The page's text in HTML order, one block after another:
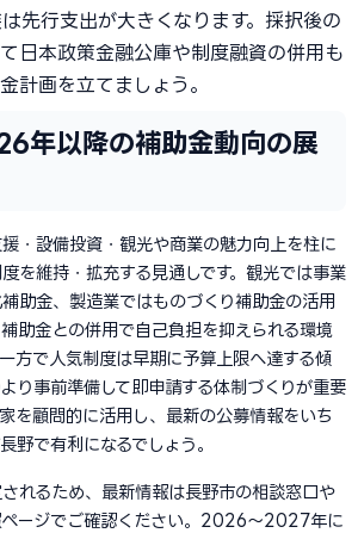
先行支出が大きくなります。採択後の
日本政策金融公庫や制度融資の併用も
計画を立てましょう。
年以降の補助金動向の展
・設備投資・観光や商業の魅力向上を柱に
を維持・拡充する見通しです。観光では事業
助金、製造業ではものづくり補助金の活用
助金との併用で自己負担を抑えられる環境
方で人気制度は早期に予算上限へ達する傾
り事前準備して即申請する体制づくりが重要
を顧問的に活用し、最新の公募情報をいち
野で有利になるでしょう。
れるため、最新情報は長野市の相談窓口や
ページでご確認ください。2026〜2027年に